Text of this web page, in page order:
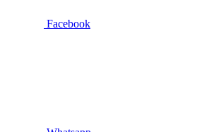
Facebook